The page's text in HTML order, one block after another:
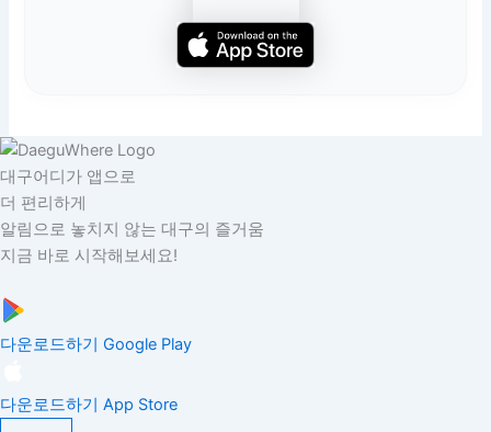
대구어디가 앱으로
더 편리하게
알림으로 놓치지 않는 대구의 즐거움
지금 바로 시작해보세요!
다운로드하기 Google Play
다운로드하기 App Store